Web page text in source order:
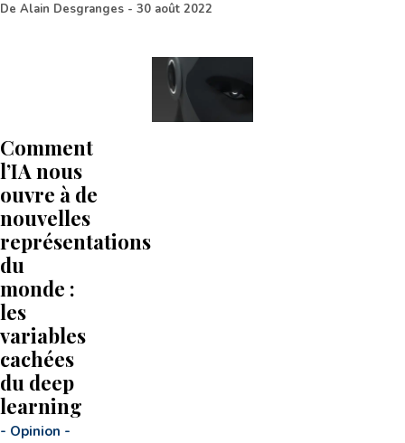
De Alain Desgranges - 30 août 2022
Comment
l’IA nous
ouvre à de
nouvelles
représentations
du
monde :
les
variables
cachées
du deep
learning
- Opinion -